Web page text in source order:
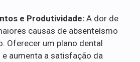
e Produtividade: A dor de
causas de absenteísmo
Oferecer um plano dental
aumenta a satisfação da